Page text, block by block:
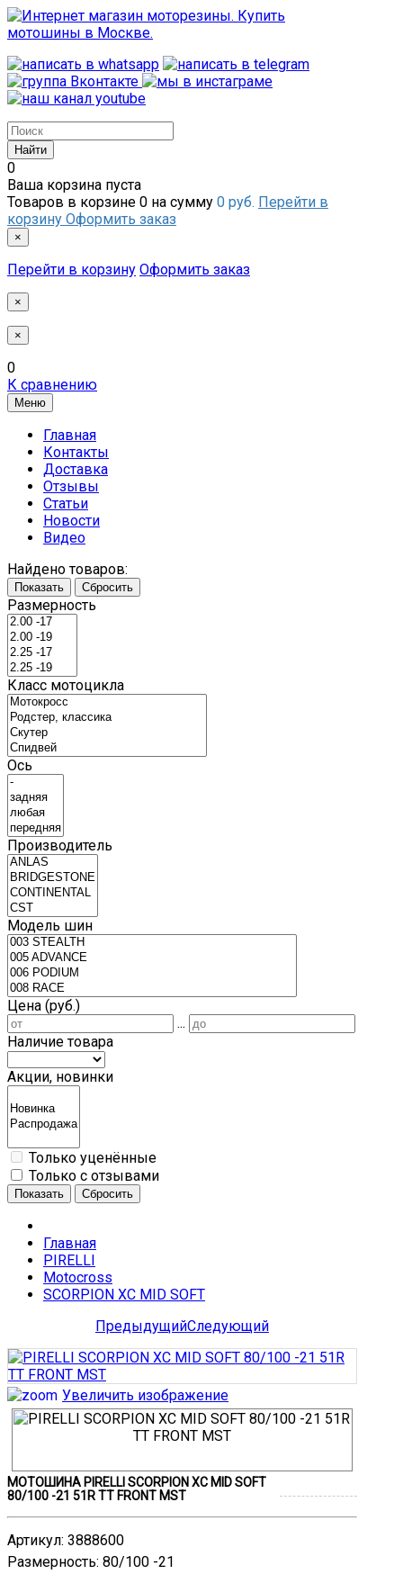
0
Ваша корзина пуста
Товаров в корзине 0 на сумму 0 руб. Перейти в
корзину Оформить заказ
×
Перейти в корзину Оформить заказ
×
×
0
К сравнению
Меню
Главная
Контакты
Доставка
Отзывы
Статьи
Новости
Видео
Найдено товаров:
Показать Сбросить
Размерность
Класс мотоцикла
Ось
Производитель
Модель шин
Цена (руб.)
...
Наличие товара
Акции, новинки
Только уценённые
Только с отзывами
Показать Сбросить
Главная
PIRELLI
Motocross
SCORPION XC MID SOFT
ПредыдущийСледующий
Увеличить изображение
МОТОШИНА PIRELLI SCORPION XC MID SOFT
80/100 -21 51R TT FRONT MST
Артикул: 3888600
Размерность: 80/100 -21